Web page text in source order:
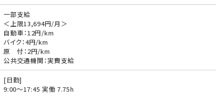
一部支給
＜上限13,694円/月＞
自動車：12円/km
バイク：4円/km
原 付：2円/km
公共交通機関：実費支給
[日勤]
9:00〜17:45 実働 7.75h